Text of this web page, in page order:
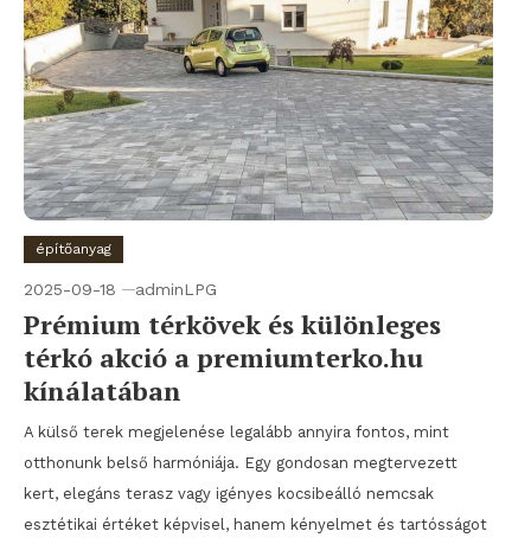
építőanyag
2025-09-18 adminLPG
Prémium térkövek és különleges
térkó akció a premiumterko.hu
kínálatában
A külső terek megjelenése legalább annyira fontos, mint
otthonunk belső harmóniája. Egy gondosan megtervezett
kert, elegáns terasz vagy igényes kocsibeálló nemcsak
esztétikai értéket képvisel, hanem kényelmet és tartósságot